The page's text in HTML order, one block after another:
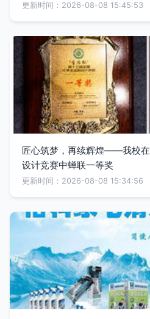
更新时间：2026-08-08 15:45:53
匠心筑梦，再续辉煌——我校
设计竞赛中蝉联一等奖
更新时间：2026-08-08 15:34:56